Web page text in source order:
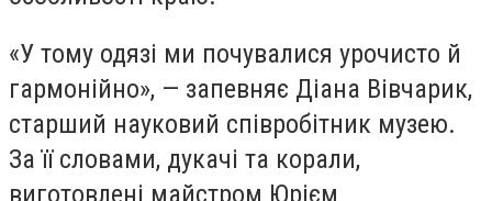
«У тому одязі ми почувалися урочисто й
гармонійно», — запевняє Діана Вівчарик,
старший науковий співробітник музею.
За її словами, дукачі та корали,
виготовлені майстром Юрієм